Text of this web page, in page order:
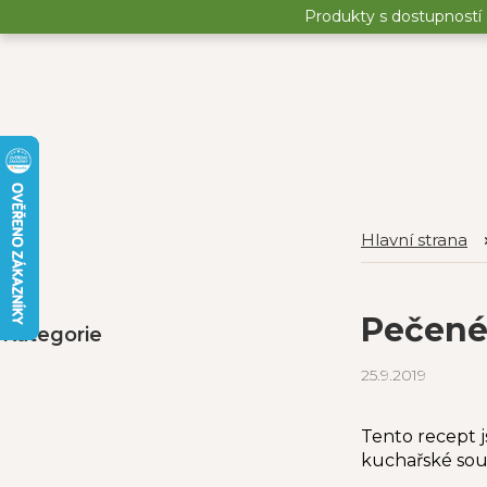
na
Produkty s dostupností
P
o
s
Přeskočit
kategorie
Kategorie
25.9.2019
Tento recept
kuchařské